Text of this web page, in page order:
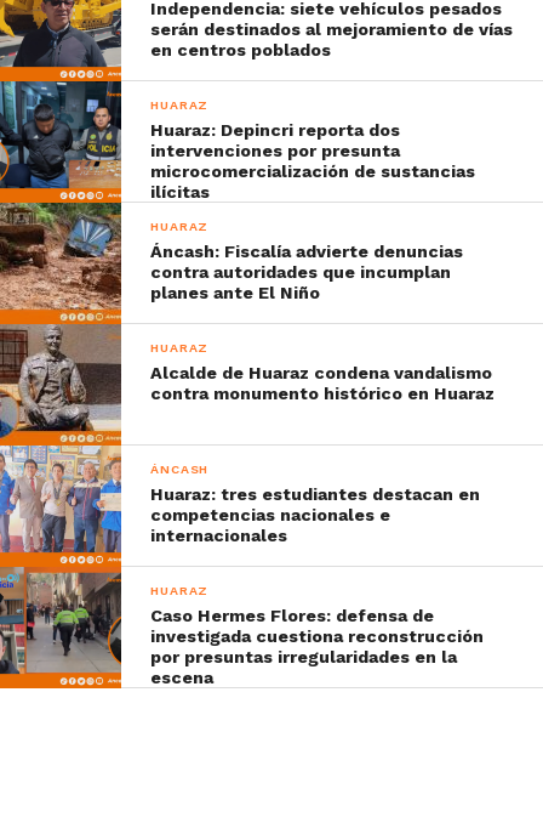
Independencia: siete vehículos pesados
serán destinados al mejoramiento de vías
en centros poblados
HUARAZ
Huaraz: Depincri reporta dos
intervenciones por presunta
microcomercialización de sustancias
ilícitas
HUARAZ
Áncash: Fiscalía advierte denuncias
contra autoridades que incumplan
planes ante El Niño
HUARAZ
Alcalde de Huaraz condena vandalismo
contra monumento histórico en Huaraz
ÁNCASH
Huaraz: tres estudiantes destacan en
competencias nacionales e
internacionales
HUARAZ
Caso Hermes Flores: defensa de
investigada cuestiona reconstrucción
por presuntas irregularidades en la
escena